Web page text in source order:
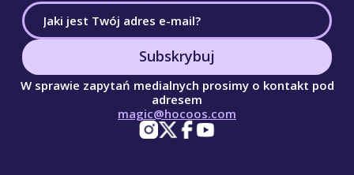
Subskrybuj
W sprawie zapytań medialnych prosimy o kontakt pod
adresem
magic@hocoos.com